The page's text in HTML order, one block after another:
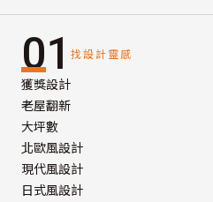
01 找設計靈感
獲獎設計
老屋翻新
大坪數
北歐風設計
現代風設計
日式風設計